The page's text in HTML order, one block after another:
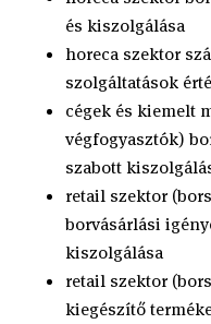
és kiszolgálása
horeca szektor
szolgáltatások
cégek és kiemelt
végfogyasztók)
szabott
retail szektor
borvásárlási
kiszolgálása
retail szektor
kiegészítő